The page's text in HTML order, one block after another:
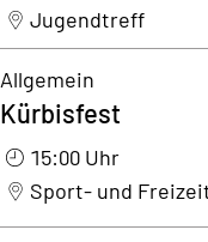
Jugendtreff
Kürbisfest
Allgemein
15:00 Uhr
Sport- und